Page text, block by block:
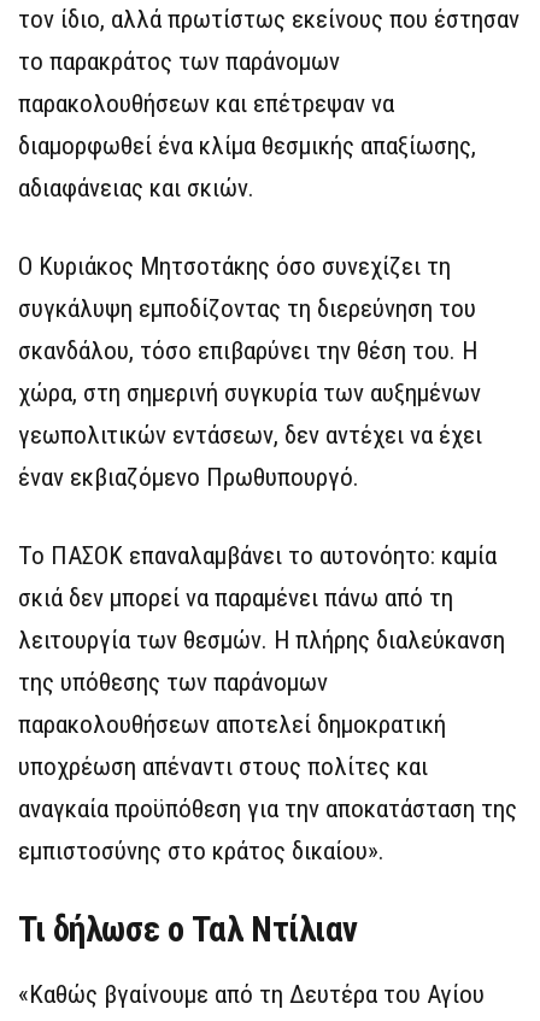
τον ίδιο, αλλά πρωτίστως εκείνους που έστησαν
το παρακράτος των παράνομων
παρακολουθήσεων και επέτρεψαν να
διαμορφωθεί ένα κλίμα θεσμικής απαξίωσης,
αδιαφάνειας και σκιών.
Ο Κυριάκος Μητσοτάκης όσο συνεχίζει τη
συγκάλυψη εμποδίζοντας τη διερεύνηση του
σκανδάλου, τόσο επιβαρύνει την θέση του. Η
χώρα, στη σημερινή συγκυρία των αυξημένων
γεωπολιτικών εντάσεων, δεν αντέχει να έχει
έναν εκβιαζόμενο Πρωθυπουργό.
Το ΠΑΣΟΚ επαναλαμβάνει το αυτονόητο: καμία
σκιά δεν μπορεί να παραμένει πάνω από τη
λειτουργία των θεσμών. Η πλήρης διαλεύκανση
της υπόθεσης των παράνομων
παρακολουθήσεων αποτελεί δημοκρατική
υποχρέωση απέναντι στους πολίτες και
αναγκαία προϋπόθεση για την αποκατάσταση της
εμπιστοσύνης στο κράτος δικαίου».
Τι δήλωσε ο Ταλ Ντίλιαν
«Καθώς βγαίνουμε από τη Δευτέρα του Αγίου